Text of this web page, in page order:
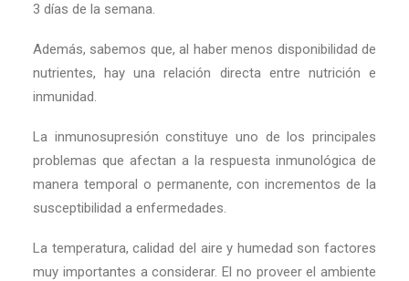
3 días de la semana.
Además, sabemos que, al haber menos disponibilidad de
nutrientes, hay una relación directa entre nutrición e
inmunidad.
La inmunosupresión constituye uno de los principales
problemas que afectan a la respuesta inmunológica de
manera temporal o permanente, con incrementos de la
susceptibilidad a enfermedades.
La temperatura, calidad del aire y humedad son factores
muy importantes a considerar. El no proveer el ambiente